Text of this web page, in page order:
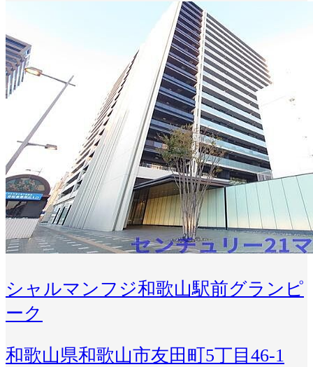
シャルマンフジ和歌山駅前グランピ
ーク
和歌山県和歌山市友田町5丁目46-1